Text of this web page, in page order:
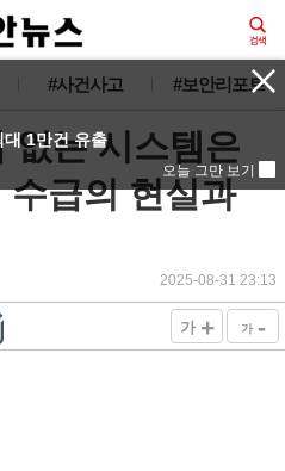
#사건사고 #보안리포트
없는 시스템은
수급의 현실과
2025-08-31 23:13
가 + 가 -